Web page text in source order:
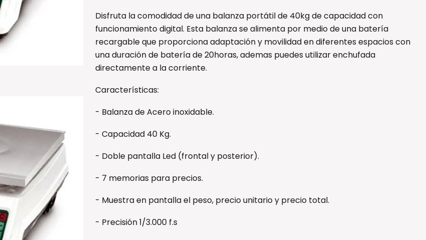
Disfruta la comodidad de una balanza portátil de 40kg de capacidad con
funcionamiento digital. Esta balanza se alimenta por medio de una batería
recargable que proporciona adaptación y movilidad en diferentes espacios con
una duración de batería de 20horas, ademas puedes utilizar enchufada
directamente a la corriente.
Características:
- Balanza de Acero inoxidable.
- Capacidad 40 Kg.
- Doble pantalla Led (frontal y posterior).
- 7 memorias para precios.
- Muestra en pantalla el peso, precio unitario y precio total.
- Precisión 1/3.000 f.s